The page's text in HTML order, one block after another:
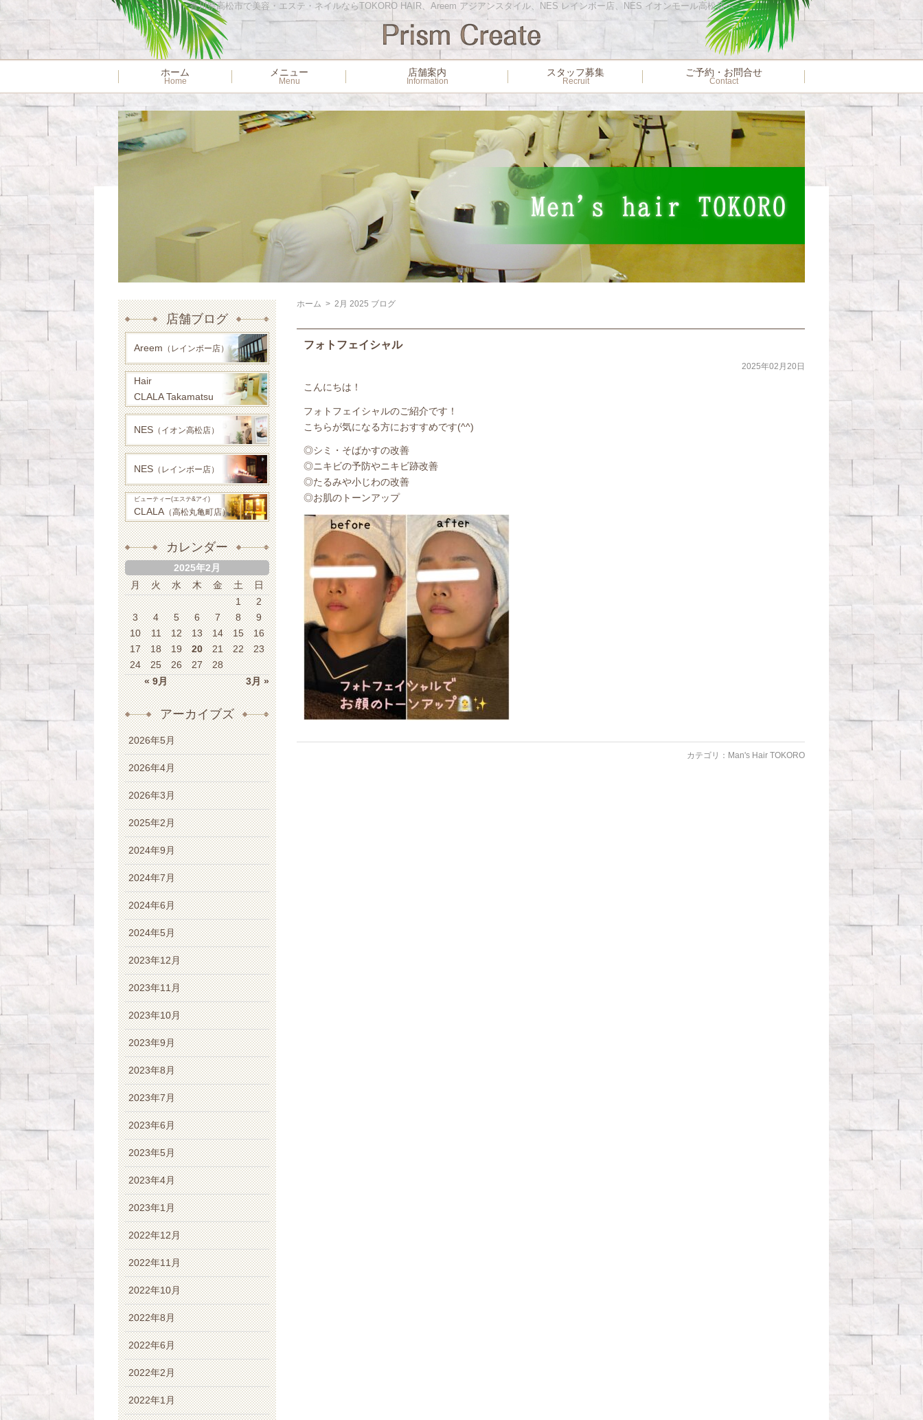
香川県高松市で美容・エステ・ネイルならTOKORO HAIR、Areem アジアンスタイル、NES レインボー店、NES イオンモール高松店へ
ホーム
Home
メニュー
Menu
店舗案内
Information
スタッフ募集
Recruit
ご予約・お問合せ
Contact
ホーム > 2月 2025 ブログ
フォトフェイシャル
2025年02月20日
こんにちは！
フォトフェイシャルのご紹介です！
こちらが気になる方におすすめです(^^)
◎シミ・そばかすの改善
◎ニキビの予防やニキビ跡改善
◎たるみや小じわの改善
◎お肌のトーンアップ
カテゴリ： Man's Hair TOKORO
店舗ブログ
Areem （レインボー店）
Hair
CLALA Takamatsu
NES （イオン高松店）
NES （レインボー店）
ビューティー(エステ&アイ)
CLALA（高松丸亀町店）
カレンダー
2025年2月
月
火 水 木 金 土 日
« 9月 3月 »
1
2
3
4 5 6 7 8
9
10
11 12 13 14 15
16
17
18 19 20 21 22
23
24
25 26 27 28
アーカイブズ
2026年5月
2026年4月
2026年3月
2025年2月
2024年9月
2024年7月
2024年6月
2024年5月
2023年12月
2023年11月
2023年10月
2023年9月
2023年8月
2023年7月
2023年6月
2023年5月
2023年4月
2023年1月
2022年12月
2022年11月
2022年10月
2022年8月
2022年6月
2022年2月
2022年1月